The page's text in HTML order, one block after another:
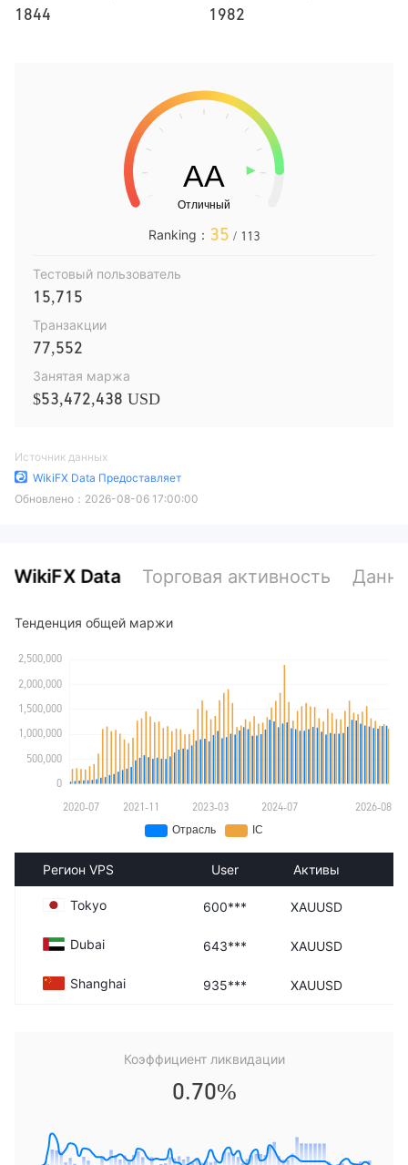
1844 1982
Ranking： 35 / 113
Тестовый пользователь
15,715
Транзакции
77,552
Занятая маржа
$53,472,438 USD
Источник данных
WikiFX Data Предоставляет
Обновлено： 2026-08-06 17:00:00
WikiFX Data Торговая активность
Тенденция общей маржи
Регион VPS User Активы
Tokyo 600*** XAUUSD
Dubai 643*** XAUUSD
Shanghai 935*** XAUUSD
Коэффициент ликвидации
0.70%